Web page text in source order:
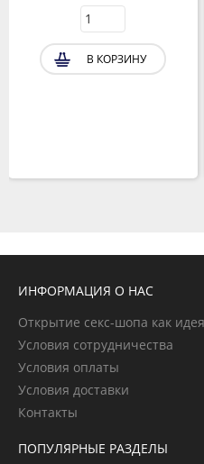
В КОРЗИНУ
ИНФОРМАЦИЯ О НАС
Открытие секс-шопа как
Условия сотрудничества
Условия оплаты
Условия доставки
Контакты
ПОПУЛЯРНЫЕ РАЗДЕЛЫ